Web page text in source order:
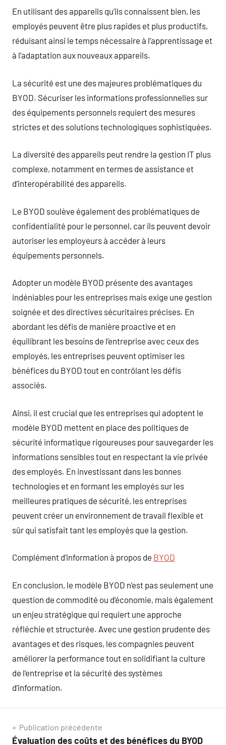
En utilisant des appareils qu’ils connaissent bien, les
employés peuvent être plus rapides et plus productifs,
réduisant ainsi le temps nécessaire à l’apprentissage et
à l’adaptation aux nouveaux appareils.
La sécurité est une des majeures problématiques du
BYOD. Sécuriser les informations professionnelles sur
des équipements personnels requiert des mesures
strictes et des solutions technologiques sophistiquées.
La diversité des appareils peut rendre la gestion IT plus
complexe, notamment en termes de assistance et
d’interopérabilité des appareils.
Le BYOD soulève également des problématiques de
confidentialité pour le personnel, car ils peuvent devoir
autoriser les employeurs à accéder à leurs
équipements personnels.
Adopter un modèle BYOD présente des avantages
indéniables pour les entreprises mais exige une gestion
soignée et des directives sécuritaires précises. En
abordant les défis de manière proactive et en
équilibrant les besoins de l’entreprise avec ceux des
employés, les entreprises peuvent optimiser les
bénéfices du BYOD tout en contrôlant les défis
associés.
Ainsi, il est crucial que les entreprises qui adoptent le
modèle BYOD mettent en place des politiques de
sécurité informatique rigoureuses pour sauvegarder les
informations sensibles tout en respectant la vie privée
des employés. En investissant dans les bonnes
technologies et en formant les employés sur les
meilleures pratiques de sécurité, les entreprises
peuvent créer un environnement de travail flexible et
sûr qui satisfait tant les employés que la gestion.
Complément d’information à propos de BYOD
En conclusion, le modèle BYOD n’est pas seulement une
question de commodité ou d’économie, mais également
un enjeu stratégique qui requiert une approche
réfléchie et structurée. Avec une gestion prudente des
avantages et des risques, les compagnies peuvent
améliorer la performance tout en solidifiant la culture
de l’entreprise et la sécurité des systèmes
d’information.
Navigation
Publication précédente
Évaluation des coûts et des bénéfices du BYOD